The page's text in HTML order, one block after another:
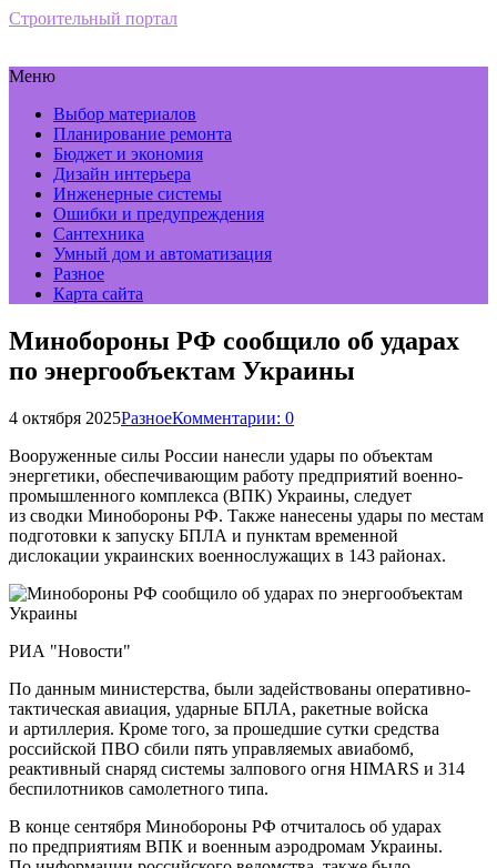
Строительный портал
Меню
Выбор материалов
Планирование ремонта
Бюджет и экономия
Дизайн интерьера
Инженерные системы
Ошибки и предупреждения
Сантехника
Умный дом и автоматизация
Разное
Карта сайта
Минобороны РФ сообщило об ударах
по энергообъектам Украины
4 октября 2025РазноеКомментарии: 0
Вооруженные силы России нанесли удары по объектам
энергетики, обеспечивающим работу предприятий военно-
промышленного комплекса (ВПК) Украины, следует
из сводки Минобороны РФ. Также нанесены удары по местам
подготовки к запуску БПЛА и пунктам временной
дислокации украинских военнослужащих в 143 районах.
РИА "Новости"
По данным министерства, были задействованы оперативно-
тактическая авиация, ударные БПЛА, ракетные войска
и артиллерия. Кроме того, за прошедшие сутки средства
российской ПВО сбили пять управляемых авиабомб,
реактивный снаряд системы залпового огня HIMARS и 314
беспилотников самолетного типа.
В конце сентября Минобороны РФ отчиталось об ударах
по предприятиям ВПК и военным аэродромам Украины.